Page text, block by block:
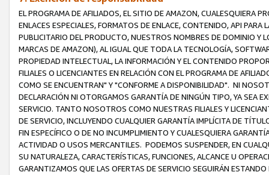
EL PROGRAMA DE AFILIADOS, EL SITIO DE AMAZON, CUALESQUIERA
ENLACES ESPECIALES, FORMATOS DE ENLACE, CONTENIDO, API
PUBLICITARIO DEL PRODUCTO, NUESTROS NOMBRES DE DOMINIO Y
MARCAS DE AMAZON), AL IGUAL QUE TODA LA TECNOLOGÍA,
PROPIEDAD INTELECTUAL, LA INFORMACIÓN Y EL CONTENIDO
FILIALES O LICENCIANTES EN RELACIÓN CON EL PROGRAMA DE
COMO SE ENCUENTRAN" Y "CONFORME A DISPONIBILIDAD". NI
DECLARACIÓN NI OTORGAMOS GARANTÍA DE NINGÚN TIPO, YA SEA
SERVICIO. TANTO NOSOTROS COMO NUESTRAS FILIALES Y
DE SERVICIO, INCLUYENDO CUALQUIER GARANTÍA IMPLÍCITA DE
FIN ESPECÍFICO O DE NO INCUMPLIMIENTO Y CUALESQUIERA
ACTIVIDAD O USOS MERCANTILES. PODEMOS SUSPENDER, EN
SU NATURALEZA, CARACTERÍSTICAS, FUNCIONES, ALCANCE U
GARANTIZAMOS QUE LAS OFERTAS DE SERVICIO SEGUIRÁN